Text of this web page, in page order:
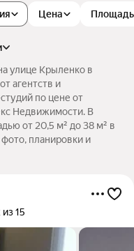
Цена Площадь
улице Крыленко в
агентств и
по цене от
Недвижимости. В
от 20,5 м² до 38 м² в
планировки и
из 15